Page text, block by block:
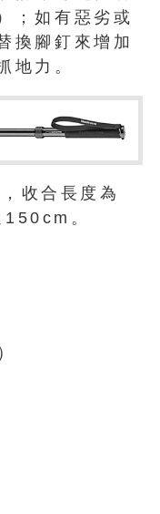
；如有惡劣或
換腳釘來增加
地力。
收合長度為
150cm。